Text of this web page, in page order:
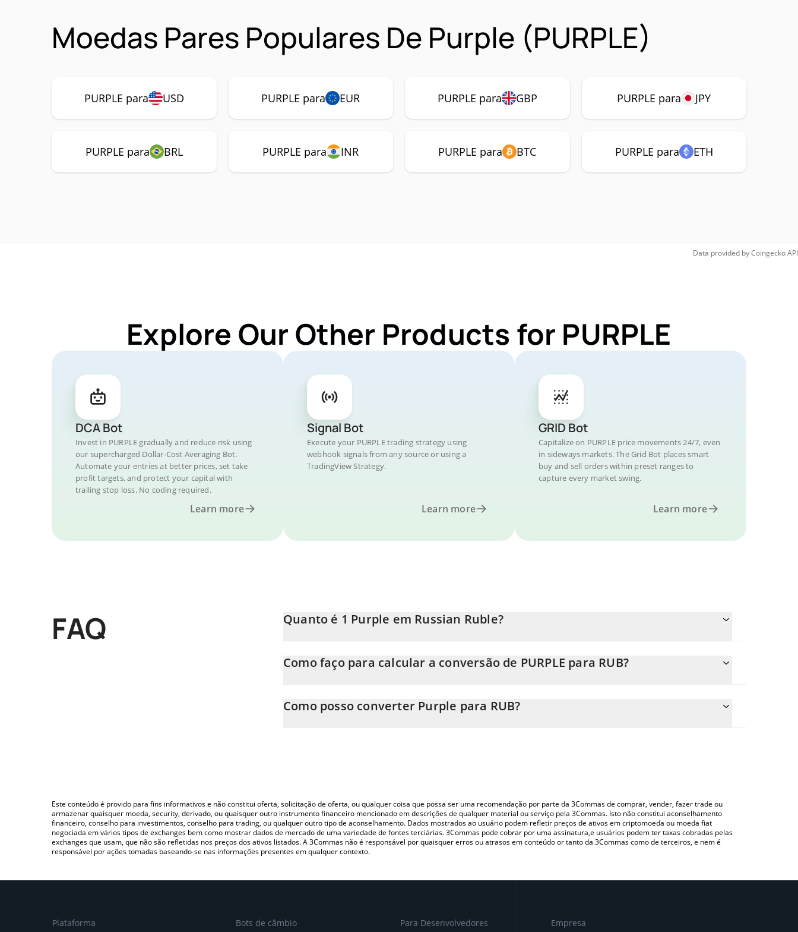
Moedas Pares Populares De Purple (PURPLE)
PURPLE para USD PURPLE para EUR PURPLE para GBP PURPLE para JPY
PURPLE para BRL PURPLE para INR PURPLE para BTC PURPLE para ETH
Data provided byCoingeckoAPI
Explore Our Other Products for PURPLE
DCA Bot
Invest in PURPLE gradually and reduce risk using
our supercharged Dollar-Cost Averaging Bot.
Automate your entries at better prices, set take
profit targets, and protect your capital with
trailing stop loss. No coding required.
Learn more
Signal Bot
Execute your PURPLE trading strategy using
webhook signals from any source or using a
TradingView Strategy.
Learn more
GRID Bot
Capitalize on PURPLE price movements 24/7, even
in sideways markets. The Grid Bot places smart
buy and sell orders within preset ranges to
capture every market swing.
Learn more
FAQ Quanto é 1 Purple em Russian Ruble?
Neste momento, 1 Purple equivale a 0.00750943 RUB
Como faço para calcular a conversão de PURPLE para RUB?
simplesmente inserindo a quantidade de Purple no campo correspondente e converterá automaticamente o valor
em Russian Ruble (RUB).
Como posso converter Purple para RUB?
Este conteúdo é provido para fins informativos e não constitui oferta, solicitação de oferta, ou qualquer coisa que possa ser uma recomendação por parte da 3Commas de comprar, vender, fazer trade ou
armazenar quaisquer moeda, security, derivado, ou quaisquer outro instrumento financeiro mencionado em descrições de qualquer material ou serviço pela 3Commas. Isto não constitui aconselhamento
financeiro, conselho para investimentos, conselho para trading, ou qualquer outro tipo de aconselhamento. Dados mostrados ao usuário podem refletir preços de ativos em criptomoeda ou moeda fiat
negociada em vários tipos de exchanges bem como mostrar dados de mercado de uma variedade de fontes terciárias. 3Commas pode cobrar por uma assinatura,e usuários podem ter taxas cobradas pelas
exchanges que usam, que não são refletidas nos preços dos ativos listados. A 3Commas não é responsável por quaisquer erros ou atrasos em conteúdo or tanto da 3Commas como de terceiros, e nem é
responsável por ações tomadas baseando-se nas informações presentes em qualquer contexto.
Plataforma Bots de câmbio Para Desenvolvedores Empresa